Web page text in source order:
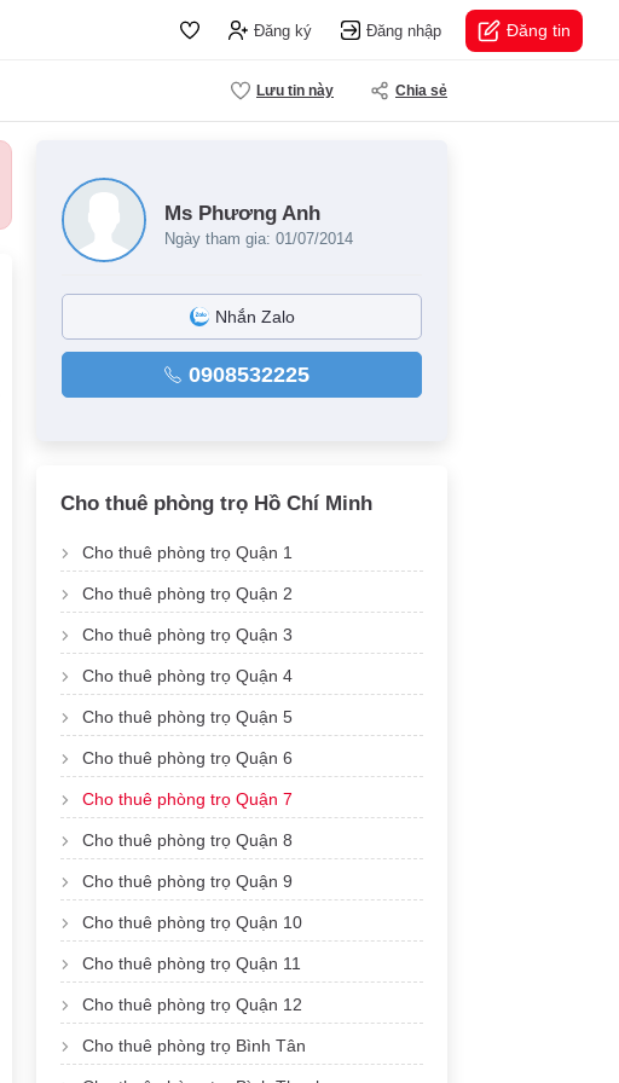
Đăng ký Đăng nhập Đăng tin
Lưu tin này Chia sẻ
Ms Phương Anh
Ngày tham gia: 01/07/2014
Nhắn Zalo
0908532225
Cho thuê phòng trọ Hồ Chí Minh
Cho thuê phòng trọ Quận 1
Cho thuê phòng trọ Quận 2
Cho thuê phòng trọ Quận 3
Cho thuê phòng trọ Quận 4
Cho thuê phòng trọ Quận 5
Cho thuê phòng trọ Quận 6
Cho thuê phòng trọ Quận 7
Cho thuê phòng trọ Quận 8
Cho thuê phòng trọ Quận 9
Cho thuê phòng trọ Quận 10
Cho thuê phòng trọ Quận 11
Cho thuê phòng trọ Quận 12
Cho thuê phòng trọ Bình Tân